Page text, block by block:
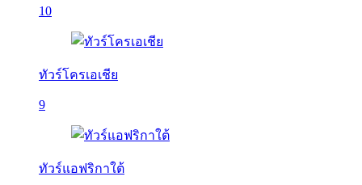
10
ทัวร์โครเอเชีย
9
ทัวร์แอฟริกาใต้